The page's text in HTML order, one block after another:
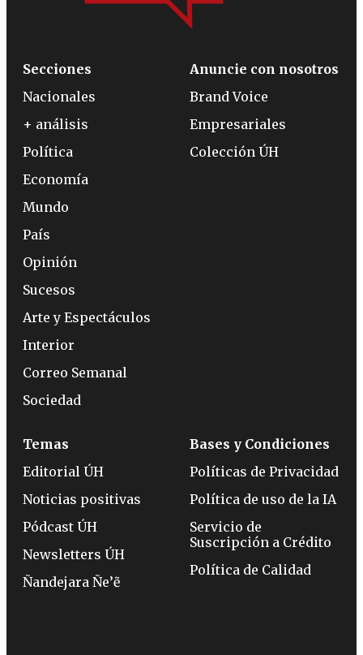
Secciones
Nacionales
+ análisis
Política
Economía
Mundo
País
Opinión
Sucesos
Arte y Espectáculos
Interior
Correo Semanal
Sociedad
Anuncie con nosotros
Brand Voice
Empresariales
Colección ÚH
Temas
Editorial ÚH
Noticias positivas
Pódcast ÚH
Newsletters ÚH
Ñandejara Ñe’ẽ
Bases y Condiciones
Políticas de Privacidad
Política de uso de la IA
Servicio de
Suscripción a Crédito
Política de Calidad